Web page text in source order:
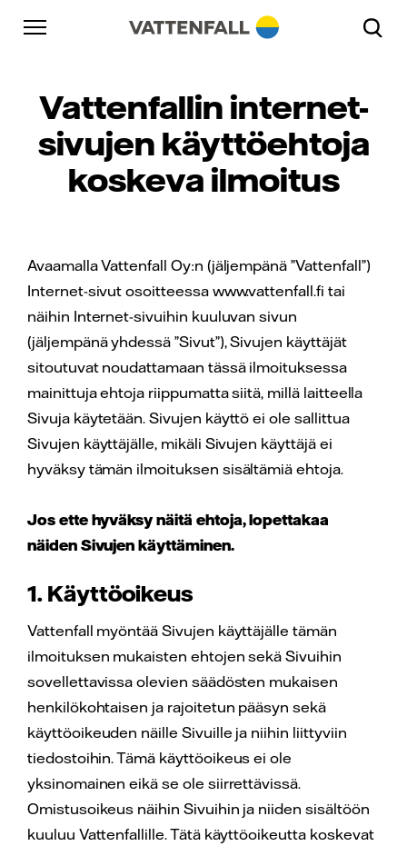
Skip to content
Päänavigaatioon
Siirry alatunnisteeseen
Vattenfallin internet-
sivujen käyttöehtoja
koskeva ilmoitus
Avaamalla Vattenfall Oy:n (jäljempänä ”Vattenfall”)
Internet-sivut osoitteessa www.vattenfall.fi tai
näihin Internet-sivuihin kuuluvan sivun
(jäljempänä yhdessä ”Sivut”), Sivujen käyttäjät
sitoutuvat noudattamaan tässä ilmoituksessa
mainittuja ehtoja riippumatta siitä, millä laitteella
Sivuja käytetään. Sivujen käyttö ei ole sallittua
Sivujen käyttäjälle, mikäli Sivujen käyttäjä ei
hyväksy tämän ilmoituksen sisältämiä ehtoja.
Jos ette hyväksy näitä ehtoja, lopettakaa
näiden Sivujen käyttäminen.
1. Käyttöoikeus
Vattenfall myöntää Sivujen käyttäjälle tämän
ilmoituksen mukaisten ehtojen sekä Sivuihin
sovellettavissa olevien säädösten mukaisen
henkilökohtaisen ja rajoitetun pääsyn sekä
käyttöoikeuden näille Sivuille ja niihin liittyviin
tiedostoihin. Tämä käyttöoikeus ei ole
yksinomainen eikä se ole siirrettävissä.
Omistusoikeus näihin Sivuihin ja niiden sisältöön
kuuluu Vattenfallille. Tätä käyttöoikeutta koskevat
Päänavigaatioon